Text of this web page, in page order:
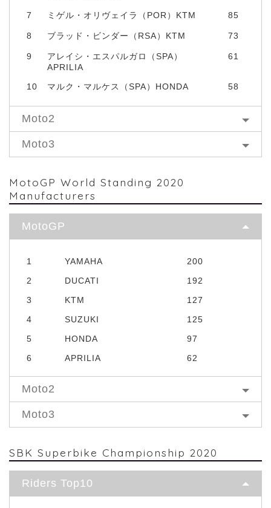
7 ミゲル・オリヴェイラ（POR）KTM 85
8 ブラッド・ビンダー（RSA）KTM 73
9
アレイシ・エスパルガロ（SPA）
APRILIA
61
10 マルク・マルケス（SPA）HONDA 58
Moto2
Moto3
MotoGP World Standing 2020
Manufacturers
MotoGP
1 YAMAHA
200
2
DUCATI
192
3
KTM
127
4
SUZUKI
125
5
HONDA
97
6
APRILIA 62
Moto2
Moto3
SBK Superbike Championship 2020
Riders Top10